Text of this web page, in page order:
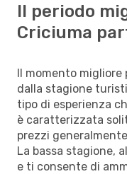
Il periodo
Criciuma
Il momento migliore
dalla stagione
tipo di esperienza
è caratterizzata
prezzi
La bassa stagione,
e ti consente di